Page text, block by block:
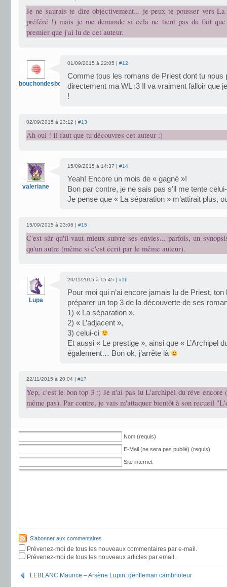
Je ne saurais te dire objectivement... je peux te pousser vers
préféré !) mais je me demande si cela ne tient pas du fait
premier que j'ai lu de cet auteur.
bouchondesbois
01/09/2015 à 22:05 | #12
Comme tous les romans de Priest dont tu nous
directement ma WL :3 Il va vraiment falloir que
!
02/09/2015 à 23:12 | #13
Ah oui ! Il faut que tu découvres cet auteur :)
valeriane
15/09/2015 à 14:37 | #14
Yeah! Encore un mois de « gagné »!
Bon par contre, je ne sais pas s’il me tente
Je pense que « La séparation » m’attirait plus,
15/09/2015 à 23:06 | #15
C'est sûr qu'il vaut mieux suivre ses envies... parfois, un
qu'un autre (même si c'est écrit par le même auteur).
Lupa
20/11/2015 à 15:45 | #16
Pour moi qui n’ai encore jamais lu de Priest,
préparer un top 3 de la découverte de ses
1) « La séparation »,
2) « L’adjacent »,
3) celui-ci
Et aussi « Le prestige », ainsi que « L’Archipel
également… Bon ok, j’arrête là
22/11/2015 à 20:04 | #17
Yep, c'est le bon top 3 :) Je n'ai pas lu L'archipel du rêve encore
même pas). Par contre, je vais m'attaquer bientôt à son recueil
Nom (requis)
E-Mail (ne sera pas publié) (requis)
Site internet
S'abonner aux commentaires
Prévenez-moi de tous les nouveaux commentaires par e-mail.
Prévenez-moi de tous les nouveaux articles par email.
LEBLANC Maurice – Arsène Lupin, gentleman cambrioleur